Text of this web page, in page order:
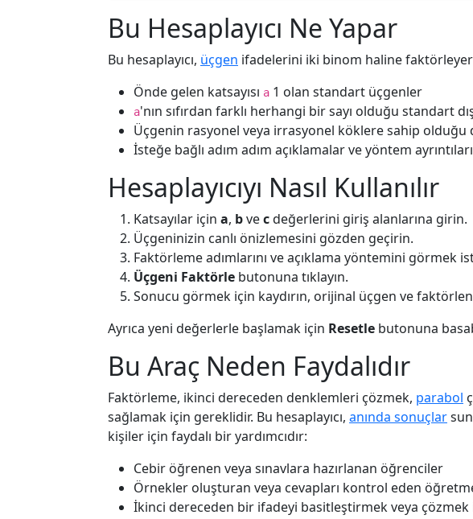
Bu Hesaplayıcı Ne Yapar
Bu hesaplayıcı, üçgen ifadelerini iki binom haline
Önde gelen katsayısı a 1 olan standart üçgenler
a'nın sıfırdan farklı herhangi bir sayı olduğu standart
Üçgenin rasyonel veya irrasyonel köklere sahip
İsteğe bağlı adım adım açıklamalar ve yöntem ayrıntıları
Hesaplayıcıyı Nasıl Kullanılır
Katsayılar için a, bvecdeğerlerini giriş alanlarına girin.
Üçgeninizin canlı önizlemesini gözden geçirin.
Faktörleme adımlarını ve açıklama yöntemini görmek
Üçgeni Faktörle butonuna tıklayın.
Sonucu görmek için kaydırın, orijinal üçgen ve
Ayrıca yeni değerlerle başlamak için Resetle butonuna
Bu Araç Neden Faydalıdır
Faktörleme, ikinci dereceden denklemleri çözmek, parabol
sağlamak için gereklidir. Bu hesaplayıcı, anında sonuçlar
kişiler için faydalı bir yardımcıdır:
Cebir öğrenen veya sınavlara hazırlanan öğrenciler
Örnekler oluşturan veya cevapları kontrol eden
İkinci dereceden bir ifadeyi basitleştirmek veya çözmek